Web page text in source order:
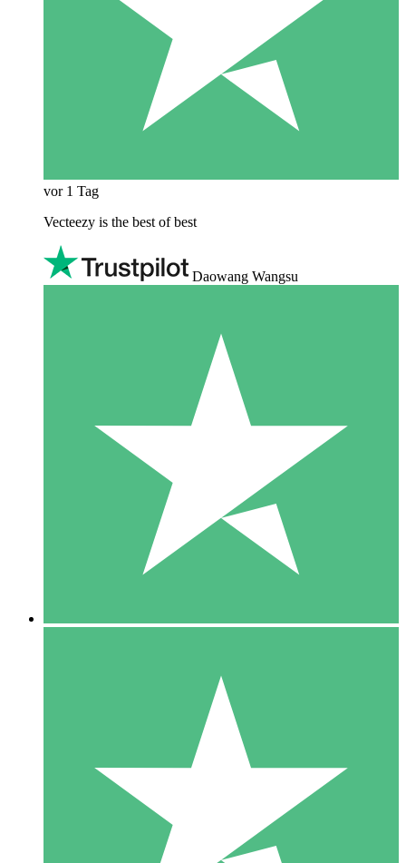
vor 1 Tag
Vecteezy is the best of best
Daowang Wangsu